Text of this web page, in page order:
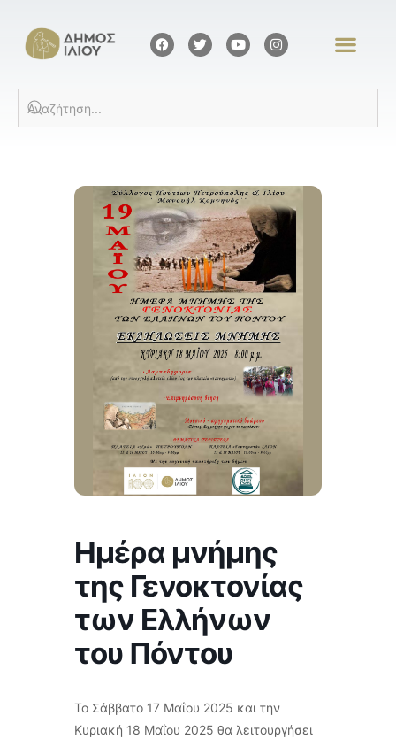
Ημέρα μνήμης
της Γενοκτονίας
των Ελλήνων
του Πόντου
Το Σάββατο 17 Μαΐου 2025 και την
Κυριακή 18 Μαΐου 2025 θα λειτουργήσει